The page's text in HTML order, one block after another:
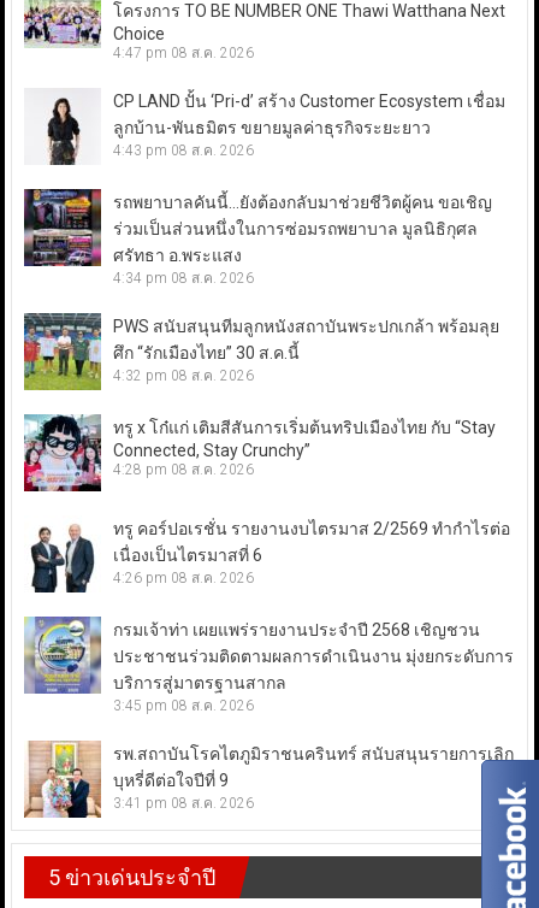
โครงการ TO BE NUMBER ONE Thawi Watthana Next
Choice
4:47 pm 08 ส.ค. 2026
CP LAND ปั้น ‘Pri-d’ สร้าง Customer Ecosystem เชื่อม
ลูกบ้าน-พันธมิตร ขยายมูลค่าธุรกิจระยะยาว
4:43 pm 08 ส.ค. 2026
รถพยาบาลคันนี้…ยังต้องกลับมาช่วยชีวิตผู้คน ขอเชิญ
ร่วมเป็นส่วนหนึ่งในการซ่อมรถพยาบาล มูลนิธิกุศล
ศรัทธา อ.พระแสง
4:34 pm 08 ส.ค. 2026
PWS สนับสนุนทีมลูกหนังสถาบันพระปกเกล้า พร้อมลุย
ศึก “รักเมืองไทย” 30 ส.ค.นี้
4:32 pm 08 ส.ค. 2026
ทรู x โก๋แก่ เติมสีสันการเริ่มต้นทริปเมืองไทย กับ “Stay
Connected, Stay Crunchy”
4:28 pm 08 ส.ค. 2026
ทรู คอร์ปอเรชั่น รายงานงบไตรมาส 2/2569 ทำกำไรต่อ
เนื่องเป็นไตรมาสที่ 6
4:26 pm 08 ส.ค. 2026
กรมเจ้าท่า เผยแพร่รายงานประจำปี 2568 เชิญชวน
ประชาชนร่วมติดตามผลการดำเนินงาน มุ่งยกระดับการ
บริการสู่มาตรฐานสากล
3:45 pm 08 ส.ค. 2026
รพ.สถาบันโรคไตภูมิราชนครินทร์ สนับสนุนรายการเลิก
บุหรี่ดีต่อใจปีที่ 9
3:41 pm 08 ส.ค. 2026
5 ข่าวเด่นประจำปี